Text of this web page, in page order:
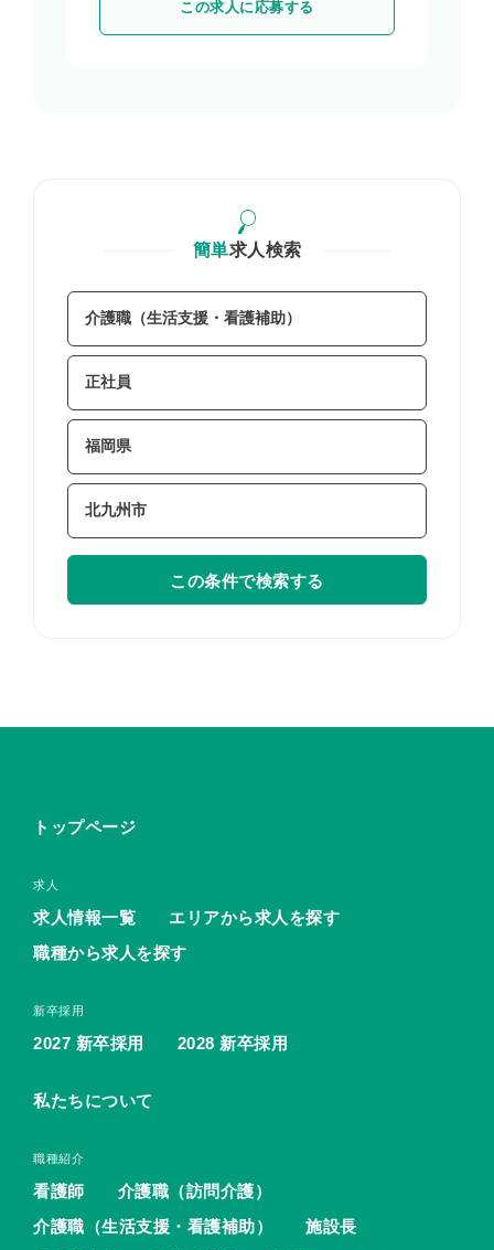
この求人に応募する
簡単求人検索
この条件で検索する
トップページ
求人
求人情報一覧
エリアから求人を探す
職種から求人を探す
新卒採用
2027 新卒採用 2028 新卒採用
私たちについて
職種紹介
看護師
介護職（訪問介護）
介護職（生活支援・看護補助）
施設長